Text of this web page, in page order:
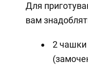
Для
вам
2 чашки